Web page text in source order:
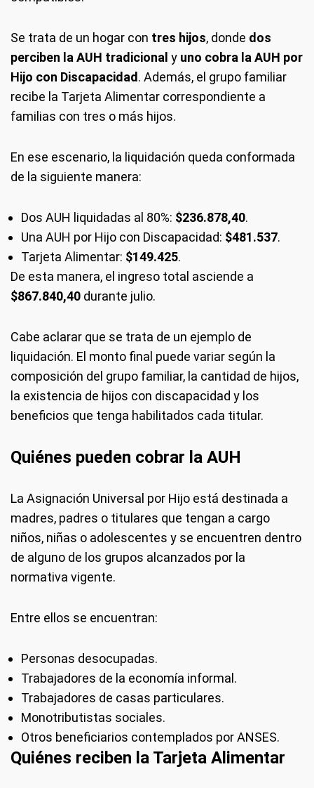
Se trata de un hogar con tres hijos, donde dos
perciben la AUH tradicional y uno cobra la AUH por
Hijo con Discapacidad . Además, el grupo familiar
recibe la Tarjeta Alimentar correspondiente a
familias con tres o más hijos.
En ese escenario, la liquidación queda conformada
de la siguiente manera:
Dos AUH liquidadas al 80%: $236.878,40.
Una AUH por Hijo con Discapacidad: $481.537.
Tarjeta Alimentar: $149.425.
De esta manera, el ingreso total asciende a
$867.840,40 durante julio.
Cabe aclarar que se trata de un ejemplo de
liquidación. El monto final puede variar según la
composición del grupo familiar, la cantidad de hijos,
la existencia de hijos con discapacidad y los
beneficios que tenga habilitados cada titular.
Quiénes pueden cobrar la AUH
La Asignación Universal por Hijo está destinada a
madres, padres o titulares que tengan a cargo
niños, niñas o adolescentes y se encuentren dentro
de alguno de los grupos alcanzados por la
normativa vigente.
Entre ellos se encuentran:
Personas desocupadas.
Trabajadores de la economía informal.
Trabajadores de casas particulares.
Monotributistas sociales.
Otros beneficiarios contemplados por ANSES.
Quiénes reciben la Tarjeta Alimentar